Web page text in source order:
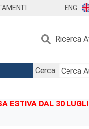
ENG
Ricerca
Cerca:
ESTIVA DAL 30